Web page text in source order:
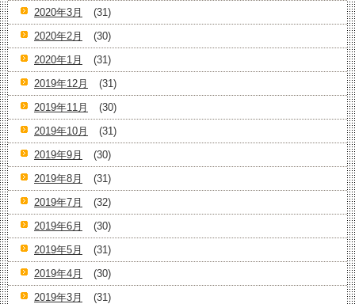
2020年3月
(31)
2020年2月
(30)
2020年1月
(31)
2019年12月
(31)
2019年11月
(30)
2019年10月
(31)
2019年9月
(30)
2019年8月
(31)
2019年7月
(32)
2019年6月
(30)
2019年5月
(31)
2019年4月
(30)
2019年3月
(31)